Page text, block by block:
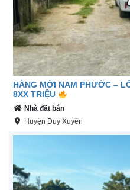
HÀNG MỚI NAM PHƯỚC –
8XX TRIỆU
Nhà đất bán
Huyện Duy Xuyên